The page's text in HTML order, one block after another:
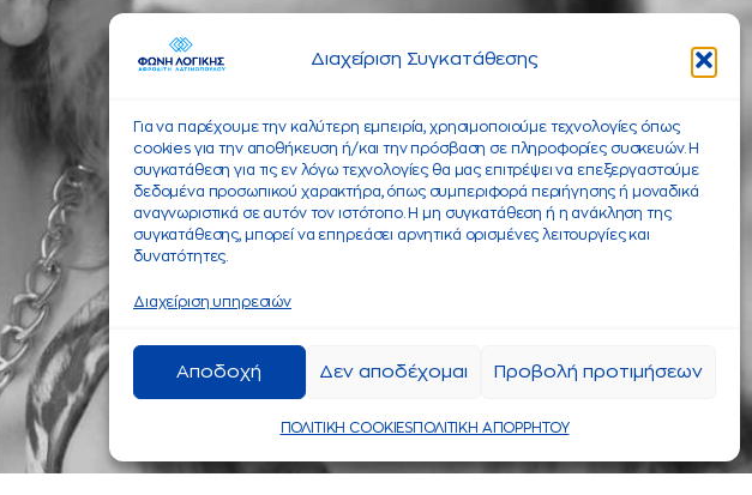
Διαχείριση Συγκατάθεσης
Για να παρέχουμε την καλύτερη εμπειρία, χρησιμοποιούμε τεχνολογίες όπως
cookies για την αποθήκευση ή/και την πρόσβαση σε πληροφορίες συσκευών. Η
συγκατάθεση για τις εν λόγω τεχνολογίες θα μας επιτρέψει να επεξεργαστούμε
δεδομένα προσωπικού χαρακτήρα, όπως συμπεριφορά περιήγησης ή μοναδικά
αναγνωριστικά σε αυτόν τον ιστότοπο. Η μη συγκατάθεση ή η ανάκληση της
συγκατάθεσης, μπορεί να επηρεάσει αρνητικά ορισμένες λειτουργίες και
δυνατότητες.
Διαχείριση υπηρεσιών
Αποδοχή Δεν αποδέχομαι Προβολή προτιμήσεων
ΠΟΛΙΤΙΚΗ COOKIESΠΟΛΙΤΙΚΗ ΑΠΟΡΡΗΤΟΥ